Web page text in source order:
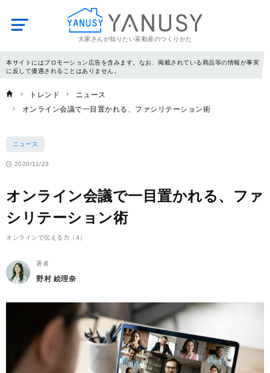
大家さんが知りたい富動産のつくりかた
YANUSY
本サイトにはプロモーション広告を含みます。なお、掲載されている商品等の情報が事実
に反して優遇されることはありません。
トレンド
ニュース
オンライン会議で一目置かれる、ファシリテーション術
ニュース
2020/11/23
オンライン会議で一目置かれる、ファ
シリテーション術
オンラインで伝える力（4）
著者
野村 絵理奈